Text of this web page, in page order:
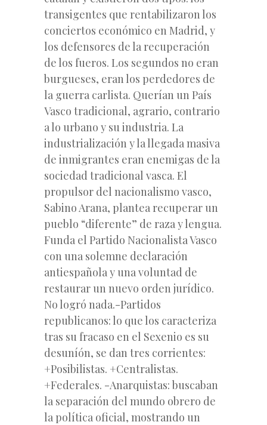
transigentes que rentabilizaron los
conciertos económico en Madrid, y
los defensores de la recuperación
de los fueros. Los segundos no eran
burgueses, eran los perdedores de
la guerra carlista. Querían un País
Vasco tradicional, agrario, contrario
a lo urbano y su industria. La
industrialización y la llegada masiva
de inmigrantes eran enemigas de la
sociedad tradicional vasca. El
propulsor del nacionalismo vasco,
Sabino Arana, plantea recuperar un
pueblo “diferente” de raza y lengua.
Funda el Partido Nacionalista Vasco
con una solemne declaración
antiespañola y una voluntad de
restaurar un nuevo orden jurídico.
No logró nada.-Partidos
republicanos: lo que los caracteriza
tras su fracaso en el Sexenio es su
desuníón, se dan tres corrientes:
+Posibilistas. +Centralistas.
+Federales. -Anarquistas: buscaban
la separación del mundo obrero de
la política oficial, mostrando un